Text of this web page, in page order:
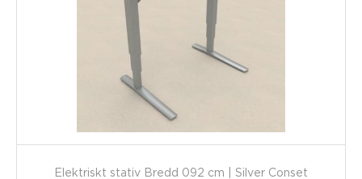
Elektriskt stativ Bredd 092 cm | Silver Conset